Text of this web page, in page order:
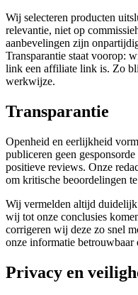
Wij selecteren producten
relevantie, niet op
aanbevelingen zijn
Transparantie staat voorop:
link een affiliate link is. Zo
werkwijze.
Transparantie
Openheid en eerlijkheid
publiceren geen
positieve reviews. Onze
om kritische beoordelingen
Wij vermelden altijd
wij tot onze conclusies
corrigeren wij deze zo snel
onze informatie betrouwbaar
Privacy en